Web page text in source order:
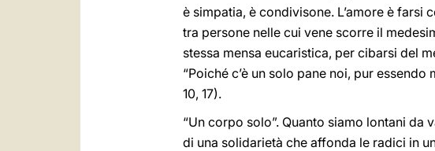
è simpatia, è condivisone. L’amore è
tra persone nelle cui vene scorre il
stessa mensa eucaristica, per cibarsi del
“Poiché c’è un solo pane noi, pur
10, 17).
“Un corpo solo”. Quanto siamo lontani da
di una solidarietà che affonda le radici in